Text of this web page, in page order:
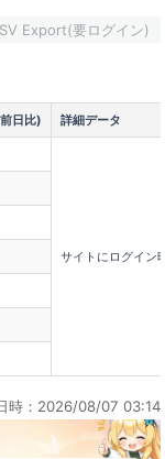
Export(要ログイン)
日比) 詳細データ
サイトにログイン
時：2026/08/07 03:14